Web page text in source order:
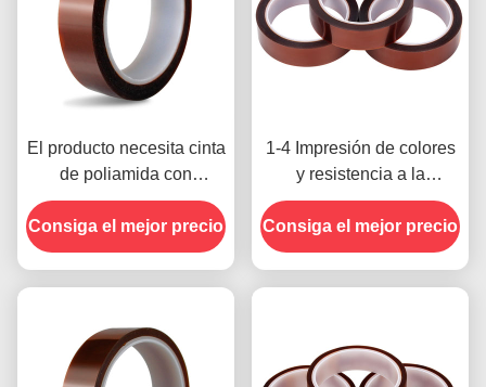
El producto necesita cinta
de poliamida con
resistencia a la tensión
de 1000V
Consiga el mejor precio
1-4 Impresión de colores
y resistencia a la
temperatura -10C-80C
Método de pago con
tarjeta de crédito para
Consiga el mejor precio